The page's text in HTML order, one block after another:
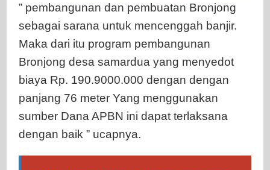
” pembangunan dan pembuatan Bronjong
sebagai sarana untuk mencenggah banjir.
Maka dari itu program pembangunan
Bronjong desa samardua yang menyedot
biaya Rp. 190.9000.000 dengan dengan
panjang 76 meter Yang menggunakan
sumber Dana APBN ini dapat terlaksana
dengan baik ” ucapnya.